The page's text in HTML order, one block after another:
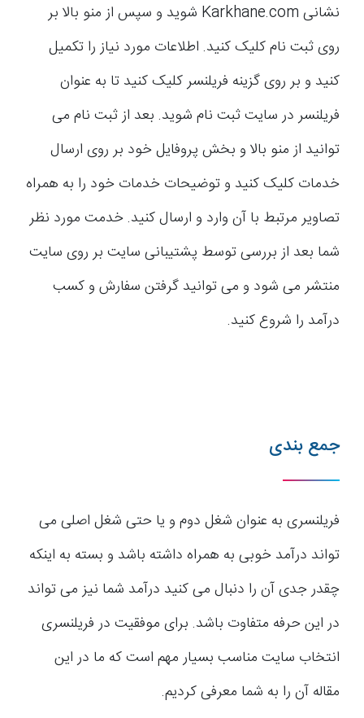
نشانی Karkhane.com شوید و سپس از منو بالا بر
روی ثبت نام کلیک کنید. اطلاعات مورد نیاز را تکمیل
کنید و بر روی گزینه فریلنسر کلیک کنید تا به عنوان
فریلنسر در سایت ثبت نام شوید. بعد از ثبت نام می
توانید از منو بالا و بخش پروفایل خود بر روی ارسال
خدمات کلیک کنید و توضیحات خدمات خود را به همراه
تصاویر مرتبط با آن وارد و ارسال کنید. خدمت مورد نظر
شما بعد از بررسی توسط پشتیبانی سایت بر روی سایت
منتشر می شود و می توانید گرفتن سفارش و کسب
درآمد را شروع کنید.
جمع بندی
فریلنسری به عنوان شغل دوم و یا حتی شغل اصلی می
تواند درآمد خوبی به همراه داشته باشد و بسته به اینکه
چقدر جدی آن را دنبال می کنید درآمد شما نیز می تواند
در این حرفه متفاوت باشد. برای موفقیت در فریلنسری
انتخاب سایت مناسب بسیار مهم است که ما در این
مقاله آن را به شما معرفی کردیم.